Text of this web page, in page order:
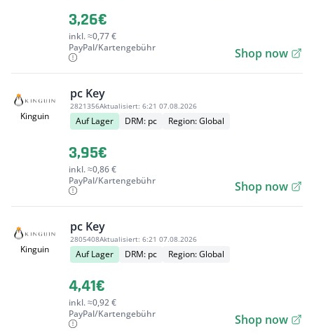
3,26€
inkl. ≈0,77 €
PayPal/Kartengebühr
Shop now
Kinguin
pc Key
2821356Aktualisiert: 6:21 07.08.2026
Auf Lager DRM: pc Region: Global
3,95€
inkl. ≈0,86 €
PayPal/Kartengebühr
Shop now
Kinguin
pc Key
2805408Aktualisiert: 6:21 07.08.2026
Auf Lager DRM: pc Region: Global
4,41€
inkl. ≈0,92 €
PayPal/Kartengebühr
Shop now